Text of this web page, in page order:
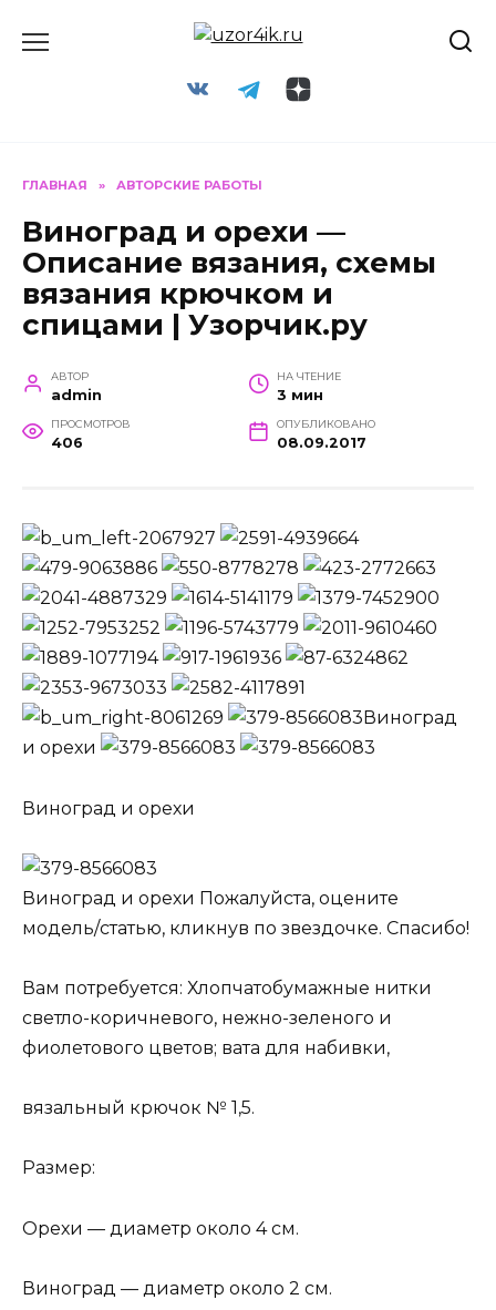
ГЛАВНАЯ » АВТОРСКИЕ РАБОТЫ
Виноград и орехи —
Описание вязания, схемы
вязания крючком и
спицами | Узорчик.ру
АВТОР
admin
НА ЧТЕНИЕ
3 мин
ПРОСМОТРОВ
406
ОПУБЛИКОВАНО
08.09.2017
Виноград
и орехи
Виноград и орехи
Виноград и орехи Пожалуйста, оцените
модель/статью, кликнув по звездочке. Спасибо!
Вам потребуется: Хлопчатобумажные нитки
светло-коричневого, нежно-зеленого и
фиолетового цветов; вата для набивки,
вязальный крючок № 1,5.
Размер:
Орехи — диаметр около 4 см.
Виноград — диаметр около 2 см.